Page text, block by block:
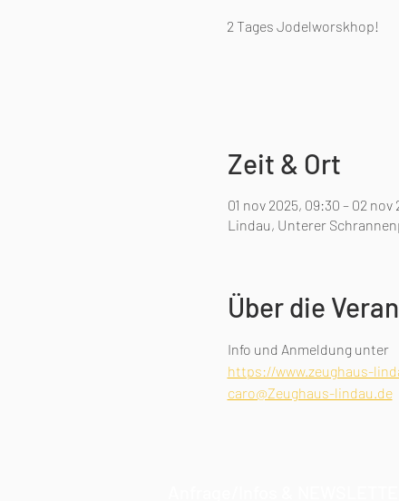
2 Tages Jodelworskhop!
Zeit & Ort
01 nov 2025, 09:30 – 02 nov
Lindau, Unterer
Über die
Info und Anmeldung unter
https://www.zeughaus-
caro@Zeughaus-lindau.de